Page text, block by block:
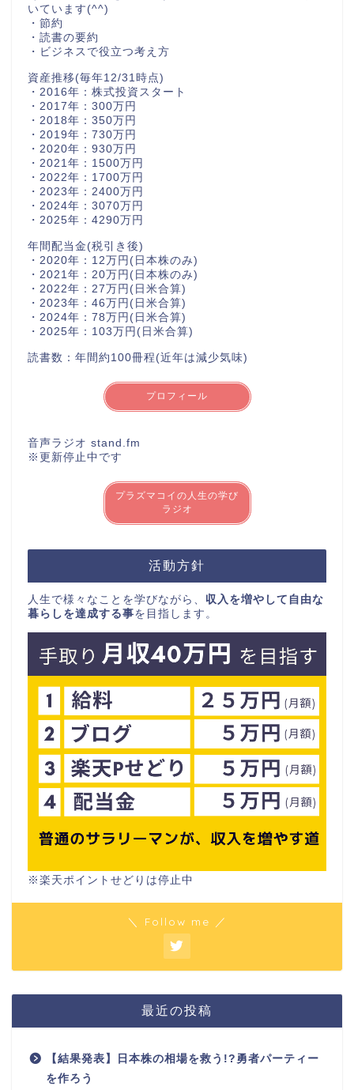
いています(^^)
・節約
・読書の要約
・ビジネスで役立つ考え方
資産推移(毎年12/31時点)
・2016年：株式投資スタート
・2017年：300万円
・2018年：350万円
・2019年：730万円
・2020年：930万円
・2021年：1500万円
・2022年：1700万円
・2023年：2400万円
・2024年：3070万円
・2025年：4290万円
年間配当金(税引き後)
・2020年：12万円(日本株のみ)
・2021年：20万円(日本株のみ)
・2022年：27万円(日米合算)
・2023年：46万円(日米合算)
・2024年：78万円(日米合算)
・2025年：103万円(日米合算)
読書数：年間約100冊程(近年は減少気味)
プロフィール
音声ラジオ stand.fm
※更新停止中です
プラズマコイの人生の学び
ラジオ
活動方針
人生で様々なことを学びながら、 収入を増やして自由な
暮らしを達成する事を目指します。
※楽天ポイントせどりは停止中
＼ Follow me ／
最近の投稿
【結果発表】日本株の相場を救う!?勇者パーティー
を作ろう